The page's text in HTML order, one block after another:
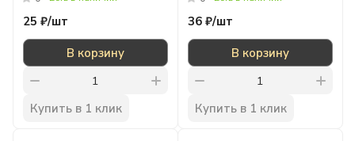
25 ₽/шт
В корзину
Купить в 1 клик
36 ₽/шт
В корзину
Купить в 1 клик